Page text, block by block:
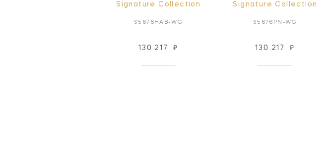
Signature Collection
S5676HAB-WG
130 217 ₽
Signature Collection
S5676PN-WG
130 217 ₽